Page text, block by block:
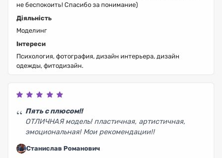
не беспокоить! Спасибо за понимание)
Діяльність
Моделинг
Інтереси
Психология, фотография, дизайн интерьера, дизайн
одежды, фитодизайн.
Пять с плюсом!!
ОТЛИЧНАЯ модель! пластичная, артистичная,
эмоциональная! Мои рекомендации!!
Станислав Романович